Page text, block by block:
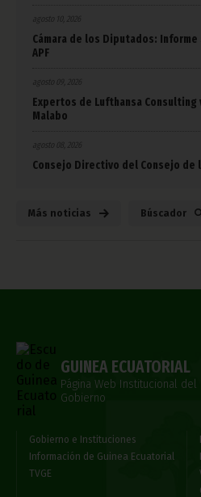
agosto 10, 2026
Cámara de los Diputados:
APF
agosto 09, 2026
Expertos de Lufthansa
Malabo
agosto 08, 2026
Consejo Directivo del Consejo de
Más noticias Búscador
GUINEA ECUATORIAL
Página Web Institucional del
Gobierno
Gobierno e Instituciones
Información de Guinea Ecuatorial
TVGE